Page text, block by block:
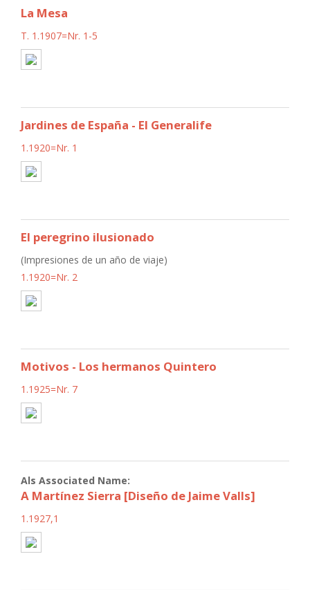
La Mesa
T. 1.1907=Nr. 1-5
Jardines de España - El Generalife
1.1920=Nr. 1
El peregrino ilusionado
(Impresiones de un año de viaje)
1.1920=Nr. 2
Motivos - Los hermanos Quintero
1.1925=Nr. 7
Als Associated Name:
A Martínez Sierra [Diseño de Jaime Valls]
1.1927,1